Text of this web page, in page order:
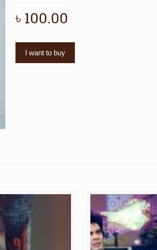
৳ 100.00
I want to buy